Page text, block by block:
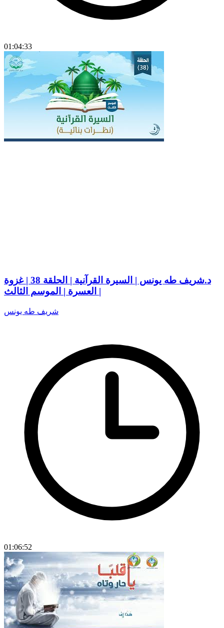
01:04:33
د.شريف طه يونس | السيرة القرآنية | الحلقة 38 | غزوة
العسرة | الموسم الثالث |
شريف طه يونس
01:06:52